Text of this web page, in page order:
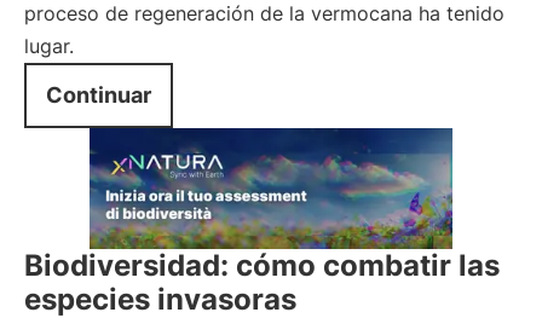
proceso de regeneración de la vermocana ha tenido
lugar.
Continuar
Biodiversidad: cómo combatir las
especies invasoras